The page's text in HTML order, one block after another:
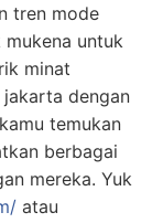
tren mode
untuk
minat
jakarta dengan
temukan
berbagai
mereka. Yuk
atau